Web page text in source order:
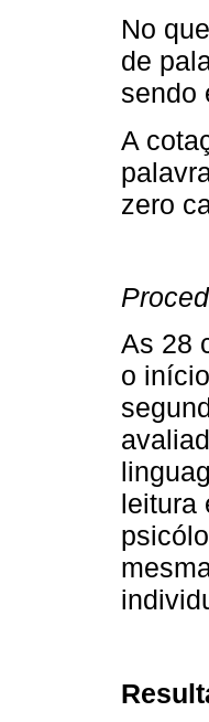
No
de
sendo
A
zero
As 28
o
leitura